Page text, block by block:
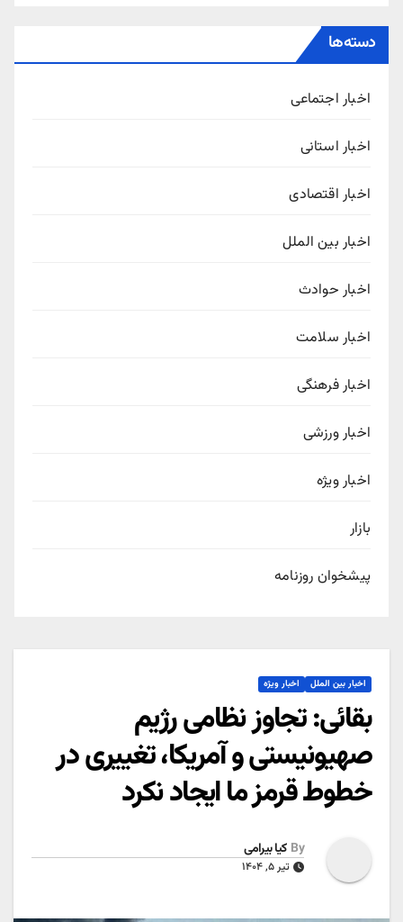
دسته‌ها
اخبار اجتماعی
اخبار استانی
اخبار اقتصادی
اخبار بین الملل
اخبار حوادث
اخبار سلامت
اخبار فرهنگی
اخبار ورزشی
اخبار ویژه
بازار
پیشخوان روزنامه
اخبار بین الملل اخبار ویژه
بقائی: تجاوز نظامی رژیم
صهیونیستی و آمریکا، تغییری در
خطوط قرمز ما ایجاد نکرد
By کیا بیرامی
تیر ۵, ۱۴۰۴